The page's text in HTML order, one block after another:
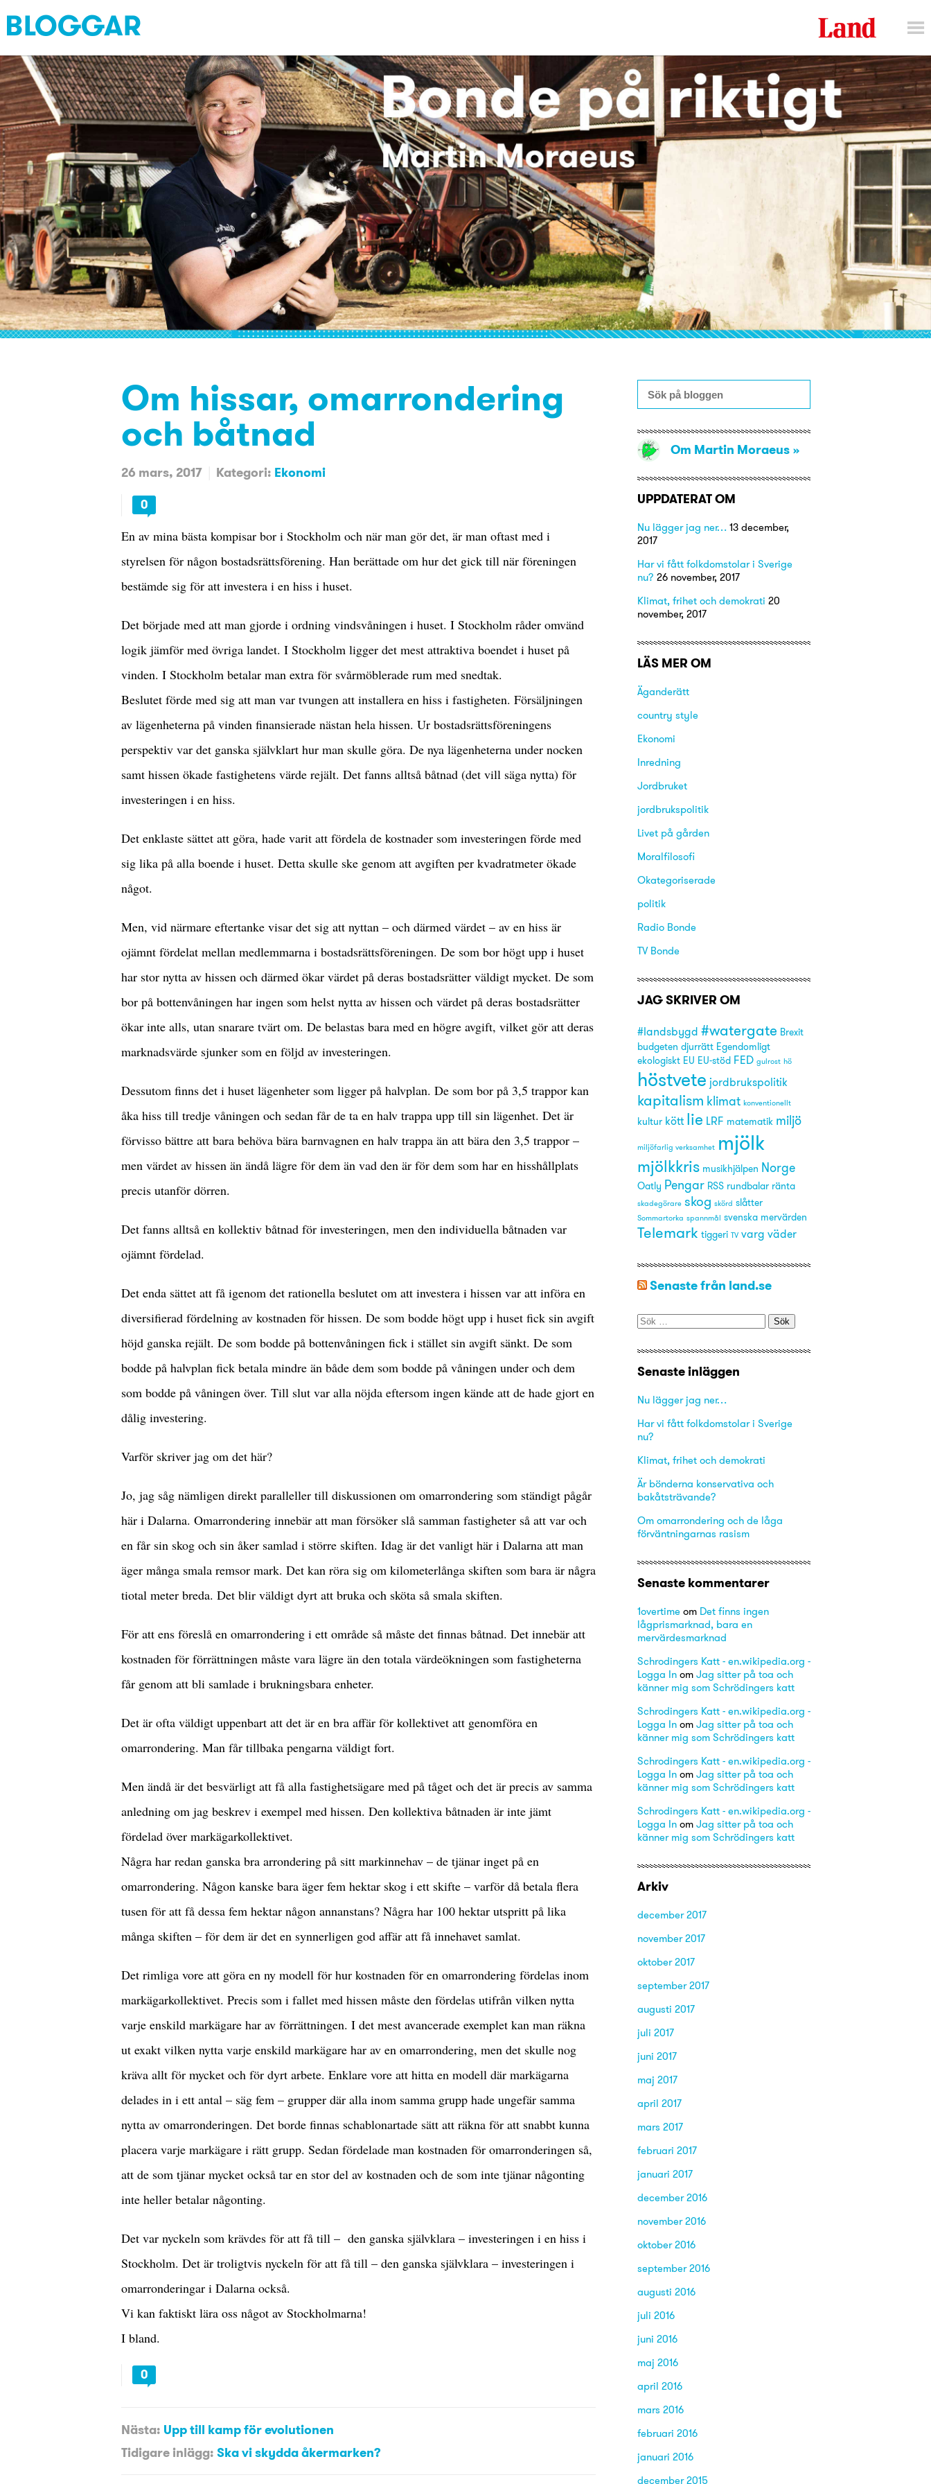
Om hissar, omarrondering
och båtnad
26 mars, 2017 Kategori: Ekonomi
0
En av mina bästa kompisar bor i Stockholm och när man gör det, är man oftast med i
styrelsen för någon bostadsrättsförening. Han berättade om hur det gick till när föreningen
bestämde sig för att investera i en hiss i huset.
Det började med att man gjorde i ordning vindsvåningen i huset. I Stockholm råder omvänd
logik jämför med övriga landet. I Stockholm ligger det mest attraktiva boendet i huset på
vinden. I Stockholm betalar man extra för svårmöblerade rum med snedtak.
Beslutet förde med sig att man var tvungen att installera en hiss i fastigheten. Försäljningen
av lägenheterna på vinden finansierade nästan hela hissen. Ur bostadsrättsföreningens
perspektiv var det ganska självklart hur man skulle göra. De nya lägenheterna under nocken
samt hissen ökade fastighetens värde rejält. Det fanns alltså båtnad (det vill säga nytta) för
investeringen i en hiss.
Det enklaste sättet att göra, hade varit att fördela de kostnader som investeringen förde med
sig lika på alla boende i huset. Detta skulle ske genom att avgiften per kvadratmeter ökade
något.
Men, vid närmare eftertanke visar det sig att nyttan – och därmed värdet – av en hiss är
ojämnt fördelat mellan medlemmarna i bostadsrättsföreningen. De som bor högt upp i huset
har stor nytta av hissen och därmed ökar värdet på deras bostadsrätter väldigt mycket. De som
bor på bottenvåningen har ingen som helst nytta av hissen och värdet på deras bostadsrätter
ökar inte alls, utan snarare tvärt om. De belastas bara med en högre avgift, vilket gör att deras
marknadsvärde sjunker som en följd av investeringen.
Dessutom finns det i huset lägenheter som ligger på halvplan. De som bor på 3,5 trappor kan
åka hiss till tredje våningen och sedan får de ta en halv trappa upp till sin lägenhet. Det är
förvisso bättre att bara behöva bära barnvagnen en halv trappa än att bära den 3,5 trappor –
men värdet av hissen än ändå lägre för dem än vad den är för dem som har en hisshållplats
precis utanför dörren.
Det fanns alltså en kollektiv båtnad för investeringen, men den individuella båtnaden var
ojämnt fördelad.
Det enda sättet att få igenom det rationella beslutet om att investera i hissen var att införa en
diversifierad fördelning av kostnaden för hissen. De som bodde högt upp i huset fick sin avgift
höjd ganska rejält. De som bodde på bottenvåningen fick i stället sin avgift sänkt. De som
bodde på halvplan fick betala mindre än både dem som bodde på våningen under och dem
som bodde på våningen över. Till slut var alla nöjda eftersom ingen kände att de hade gjort en
dålig investering.
Varför skriver jag om det här?
Jo, jag såg nämligen direkt paralleller till diskussionen om omarrondering som ständigt pågår
här i Dalarna. Omarrondering innebär att man försöker slå samman fastigheter så att var och
en får sin skog och sin åker samlad i större skiften. Idag är det vanligt här i Dalarna att man
äger många smala remsor mark. Det kan röra sig om kilometerlånga skiften som bara är några
tiotal meter breda. Det blir väldigt dyrt att bruka och sköta så smala skiften.
För att ens föreslå en omarrondering i ett område så måste det finnas båtnad. Det innebär att
kostnaden för förrättningen måste vara lägre än den totala värdeökningen som fastigheterna
får genom att bli samlade i brukningsbara enheter.
Det är ofta väldigt uppenbart att det är en bra affär för kollektivet att genomföra en
omarrondering. Man får tillbaka pengarna väldigt fort.
Men ändå är det besvärligt att få alla fastighetsägare med på tåget och det är precis av samma
anledning om jag beskrev i exempel med hissen. Den kollektiva båtnaden är inte jämt
fördelad över markägarkollektivet.
Några har redan ganska bra arrondering på sitt markinnehav – de tjänar inget på en
omarrondering. Någon kanske bara äger fem hektar skog i ett skifte – varför då betala flera
tusen för att få dessa fem hektar någon annanstans? Några har 100 hektar utspritt på lika
många skiften – för dem är det en synnerligen god affär att få innehavet samlat.
Det rimliga vore att göra en ny modell för hur kostnaden för en omarrondering fördelas inom
markägarkollektivet. Precis som i fallet med hissen måste den fördelas utifrån vilken nytta
varje enskild markägare har av förrättningen. I det mest avancerade exemplet kan man räkna
ut exakt vilken nytta varje enskild markägare har av en omarrondering, men det skulle nog
kräva allt för mycket och för dyrt arbete. Enklare vore att hitta en modell där markägarna
delades in i ett antal – säg fem – grupper där alla inom samma grupp hade ungefär samma
nytta av omarronderingen. Det borde finnas schablonartade sätt att räkna för att snabbt kunna
placera varje markägare i rätt grupp. Sedan fördelade man kostnaden för omarronderingen så,
att de som tjänar mycket också tar en stor del av kostnaden och de som inte tjänar någonting
inte heller betalar någonting.
Det var nyckeln som krävdes för att få till – den ganska självklara – investeringen i en hiss i
Stockholm. Det är troligtvis nyckeln för att få till – den ganska självklara – investeringen i
omarronderingar i Dalarna också.
Vi kan faktiskt lära oss något av Stockholmarna!
I bland.
0
Nästa: Upp till kamp för evolutionen
Tidigare inlägg: Ska vi skydda åkermarken?
Om Martin Moraeus
UPPDATERAT OM
Nu lägger jag ner… 13 december,
2017
Har vi fått folkdomstolar i Sverige
nu? 26 november, 2017
Klimat, frihet och demokrati 20
november, 2017
LÄS MER OM
Äganderätt
country style
Ekonomi
Inredning
Jordbruket
jordbrukspolitik
Livet på gården
Moralfilosofi
Okategoriserade
politik
Radio Bonde
TV Bonde
JAG SKRIVER OM
#landsbygd #watergate Brexit
budgeten djurrätt Egendomligt
ekologiskt EU EU-stöd FED gulrost hö
höstvete jordbrukspolitik
kapitalism klimat konventionellt
kultur kött lie LRF matematik miljö
miljöfarlig verksamhet mjölk
mjölkkris musikhjälpen Norge
Oatly Pengar RSS rundbalar ränta
skadegörare skog skörd slåtter
Sommartorka spannmål svenska mervärden
Telemark tiggeri TV varg väder
Senaste från land.se
Sök
efter:
Senaste inläggen
Nu lägger jag ner…
Har vi fått folkdomstolar i Sverige
nu?
Klimat, frihet och demokrati
Är bönderna konservativa och
bakåtsträvande?
Om omarrondering och de låga
förväntningarnas rasism
Senaste kommentarer
1overtimeom Det finns ingen
lågprismarknad, bara en
mervärdesmarknad
Schrodingers Katt - en.wikipedia.org -
Logga Inom Jag sitter på toa och
känner mig som Schrödingers katt
Schrodingers Katt - en.wikipedia.org -
Logga Inom Jag sitter på toa och
känner mig som Schrödingers katt
Schrodingers Katt - en.wikipedia.org -
Logga Inom Jag sitter på toa och
känner mig som Schrödingers katt
Schrodingers Katt - en.wikipedia.org -
Logga Inom Jag sitter på toa och
känner mig som Schrödingers katt
Arkiv
december 2017
november 2017
oktober 2017
september 2017
augusti 2017
juli 2017
juni 2017
maj 2017
april 2017
mars 2017
februari 2017
januari 2017
december 2016
november 2016
oktober 2016
september 2016
augusti 2016
juli 2016
juni 2016
maj 2016
april 2016
mars 2016
februari 2016
januari 2016
december 2015